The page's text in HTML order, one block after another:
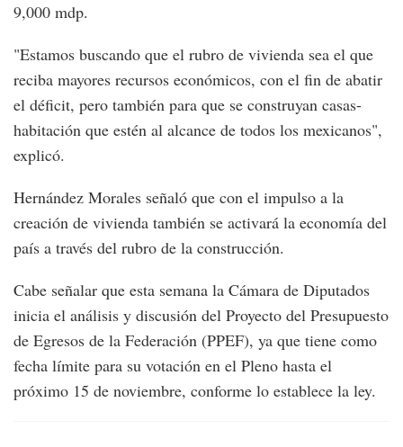
9,000 mdp.
"Estamos buscando que el rubro de vivienda sea el que
reciba mayores recursos económicos, con el fin de abatir
el déficit, pero también para que se construyan casas-
habitación que estén al alcance de todos los mexicanos",
explicó.
Hernández Morales señaló que con el impulso a la
creación de vivienda también se activará la economía del
país a través del rubro de la construcción.
Cabe señalar que esta semana la Cámara de Diputados
inicia el análisis y discusión del Proyecto del Presupuesto
de Egresos de la Federación (PPEF), ya que tiene como
fecha límite para su votación en el Pleno hasta el
próximo 15 de noviembre, conforme lo establece la ley.